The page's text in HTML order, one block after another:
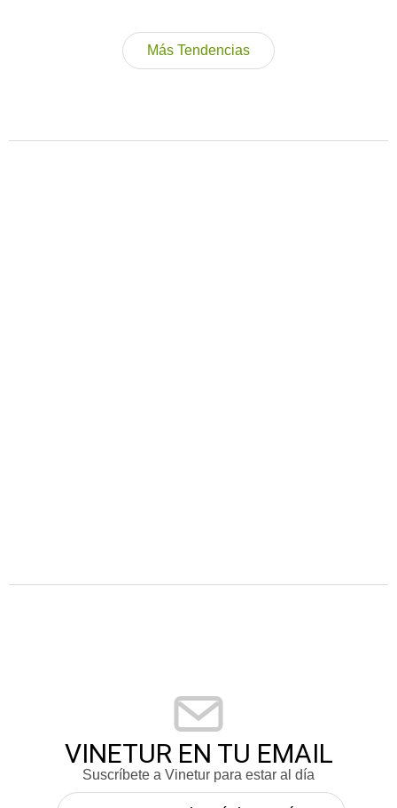
Más Tendencias
VINETUR EN TU EMAIL
Suscríbete a Vinetur para estar al día